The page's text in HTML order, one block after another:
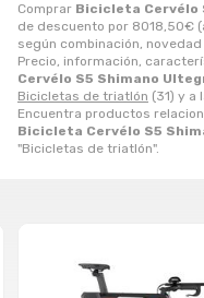
Comprar Bicicleta Cervélo
de descuento por 8018,50€
según combinación,
Precio, información,
Cervélo S5 Shimano
Bicicletas de triatlón (31) y a
Encuentra productos
Bicicleta Cervélo S5
"Bicicletas de triatlón".